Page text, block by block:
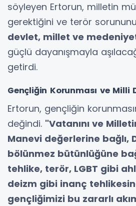
söyleyen Ertorun, milletin
gerektiğini ve terör
devlet, millet ve
güçlü dayanışmayla
getirdi.
Gençliğin Korunması ve Milli
Ertorun, gençliğin
değindi. "Vatanını ve
Manevi değerlerine bağlı,
bölünmez bütünlüğüne
tehlike, terör, LGBT gibi
deizm gibi inanç
gençliğimizi bu zararlı